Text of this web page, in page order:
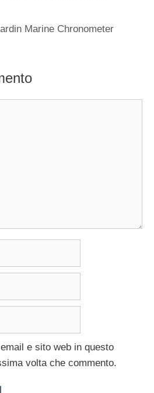
Marine Chronometer
e sito web in questo
volta che commento.